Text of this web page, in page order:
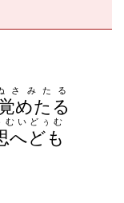
めたる
さみたる
へども
むいどぅむ